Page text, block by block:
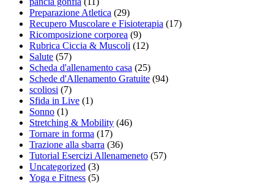
Preparazione Atletica (29)
Recupero Muscolare e Fisioterapia (17)
Ricomposizione corporea (9)
Rubrica Ciccia & Muscoli (12)
Salute (57)
Scheda d'allenamento casa (25)
Schede d'Allenamento Gratuite (94)
scoliosi (7)
Sfida in Live (1)
Sonno (1)
Stretching & Mobility (46)
Tornare in forma (17)
Trazione alla sbarra (36)
Tutorial Esercizi Allenameneto (57)
Uncategorized (3)
Yoga e Fitness (5)